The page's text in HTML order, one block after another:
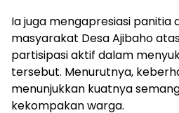
Ia juga mengapresiasi panitia
masyarakat Desa Ajibaho
partisipasi aktif dalam
tersebut. Menurutnya,
menunjukkan kuatnya
kekompakan warga.